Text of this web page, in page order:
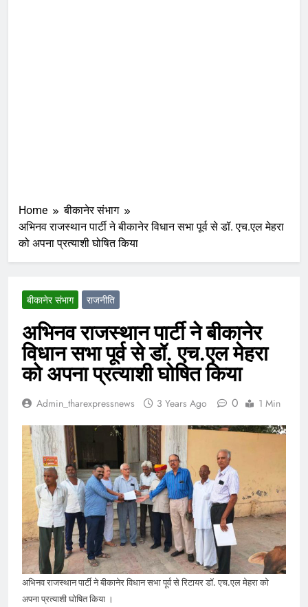
Home
बीकानेर संभाग
अभिनव राजस्थान पार्टी ने बीकानेर विधान सभा पूर्व से डॉ. एच.एल मेहरा
को अपना प्रत्याशी घोषित किया
बीकानेर संभाग राजनीति
अभिनव राजस्थान पार्टी ने बीकानेर
विधान सभा पूर्व से डॉ. एच.एल मेहरा
को अपना प्रत्याशी घोषित किया
Admin_tharexpressnews 3 Years Ago 0 1 Min
अभिनव राजस्थान पार्टी ने बीकानेर विधान सभा पूर्व से रिटायर डॉ. एच.एल मेहरा को
अपना प्रत्याशी घोषित किया ।